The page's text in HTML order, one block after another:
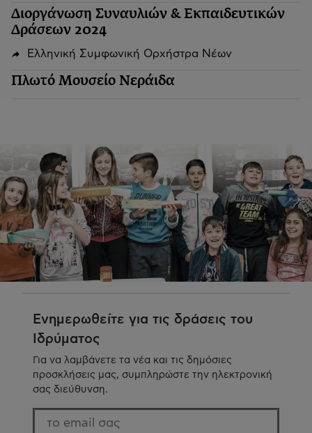
Διοργάνωση Συναυλιών & Εκπαιδευτικών
Δράσεων 2024
Ελληνική Συμφωνική Ορχήστρα Νέων
Πλωτό Μουσείο Νεράιδα
Ενημερωθείτε για τις δράσεις του
Ιδρύματος
Για να λαμβάνετε τα νέα και τις δημόσιες
προσκλήσεις μας, συμπληρώστε την ηλεκτρονική
σας διεύθυνση.